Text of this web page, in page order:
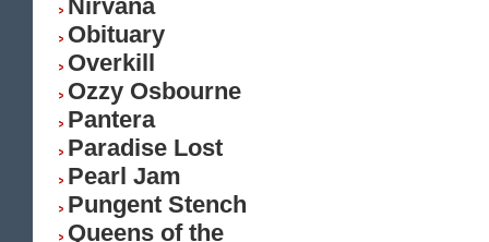
Nirvana
Obituary
Overkill
Ozzy Osbourne
Pantera
Paradise Lost
Pearl Jam
Pungent Stench
Queens of the